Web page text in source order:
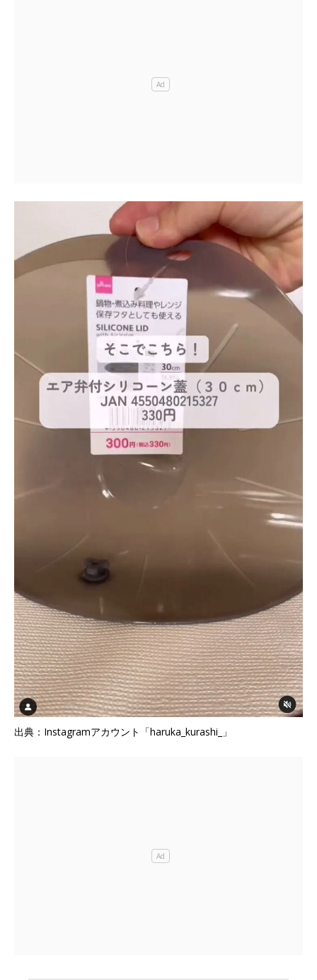
出典：Instagramアカウント「haruka_kurashi_」